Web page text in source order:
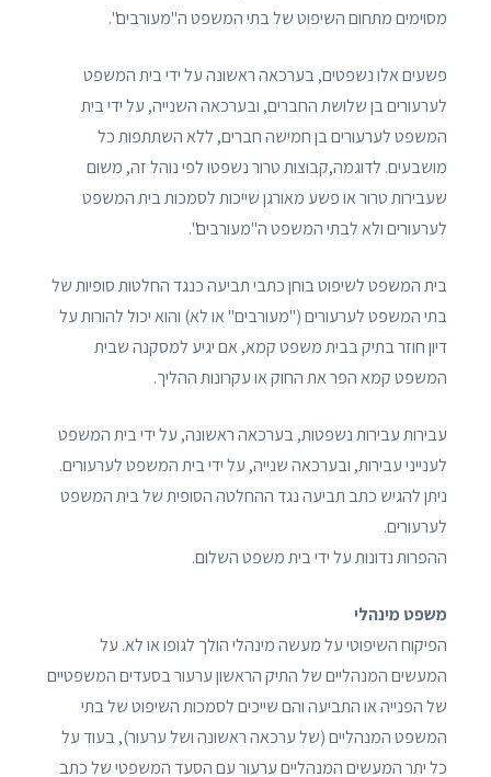
מסוימים מתחום השיפוט של בתי המשפט ה"מעורבים".
פשעים אלו נשפטים, בערכאה ראשונה על ידי בית המשפט
לערעורים בן שלושת החברים, ובערכאה השנייה, על ידי בית
המשפט לערעורים בן חמישה חברים, ללא השתתפות כל
מושבעים. לדוגמה,קבוצות טרור נשפטו לפי נוהל זה, משום
שעבירות טרור או פשע מאורגן שייכות לסמכות בית המשפט
לערעורים ולא לבתי המשפט ה"מעורבים".
בית המשפט לשיפוט בוחן כתבי תביעה כנגד החלטות סופיות של
בתי המשפט לערעורים ("מעורבים" או לא) והוא יכול להורות על
דיון חוזר בתיק בבית משפט קמא, אם יגיע למסקנה שבית
המשפט קמא הפר את החוק או עקרונות ההליך.
עבירות עבירות נשפטות, בערכאה ראשונה, על ידי בית המשפט
לענייני עבירות, ובערכאה שנייה, על ידי בית המשפט לערעורים.
ניתן להגיש כתב תביעה נגד ההחלטה הסופית של בית המשפט
לערעורים.
ההפרות נדונות על ידי בית משפט השלום.
משפט מינהלי
הפיקוח השיפוטי על מעשה מינהלי הולך לגופו או לא. על
המעשים המנהליים של התיק הראשון ערעור בסעדים המשפטיים
של הפנייה או התביעה והם שייכים לסמכות השיפוט של בתי
המשפט המנהליים (של ערכאה ראשונה ושל ערעור), בעוד על
כל יתר המעשים המנהליים ערעור עם הסעד המשפטי של כתב